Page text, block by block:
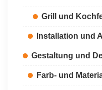
Grill und
Installation und
Gestaltung und
Farb- und